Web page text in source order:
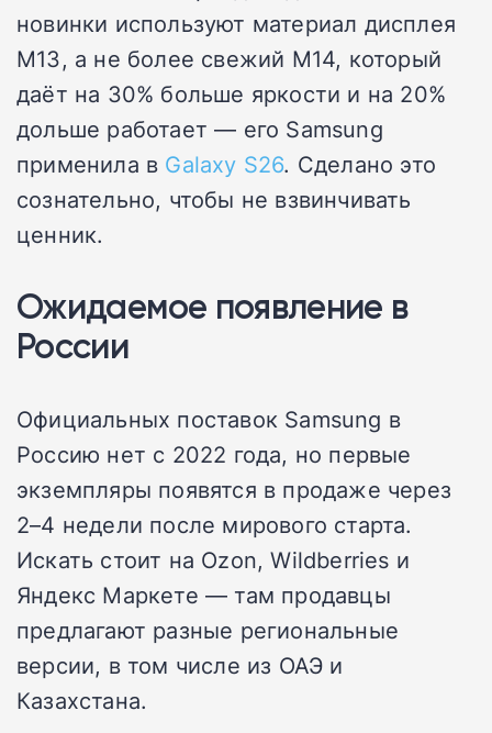
новинки используют материал дисплея
M13, а не более свежий M14, который
даёт на 30% больше яркости и на 20%
дольше работает — его Samsung
применила в Galaxy S26. Сделано это
сознательно, чтобы не взвинчивать
ценник.
Ожидаемое появление в
России
Официальных поставок Samsung в
Россию нет с 2022 года, но первые
экземпляры появятся в продаже через
2–4 недели после мирового старта.
Искать стоит на Ozon, Wildberries и
Яндекс Маркете — там продавцы
предлагают разные региональные
версии, в том числе из ОАЭ и
Казахстана.